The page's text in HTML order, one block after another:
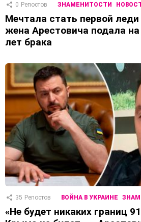
0 Репостов ЗНАМЕНИТОСТИ
Мечтала стать первой
жена Арестовича подала
лет брака
35 Репостов ВОЙНА В УКРАИНЕ
«Не будет никаких границ